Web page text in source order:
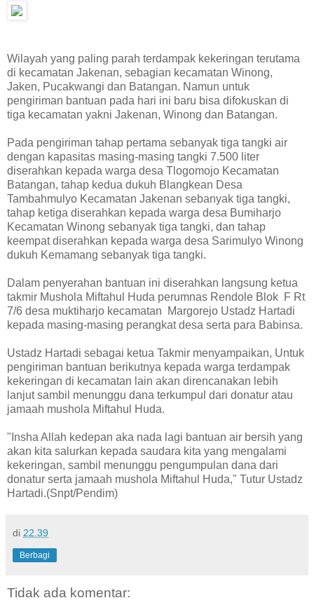
Wilayah yang paling parah terdampak kekeringan terutama
di kecamatan Jakenan, sebagian kecamatan Winong,
Jaken, Pucakwangi dan Batangan. Namun untuk
pengiriman bantuan pada hari ini baru bisa difokuskan di
tiga kecamatan yakni Jakenan, Winong dan Batangan.
Pada pengiriman tahap pertama sebanyak tiga tangki air
dengan kapasitas masing-masing tangki 7.500 liter
diserahkan kepada warga desa Tlogomojo Kecamatan
Batangan, tahap kedua dukuh Blangkean Desa
Tambahmulyo Kecamatan Jakenan sebanyak tiga tangki,
tahap ketiga diserahkan kepada warga desa Bumiharjo
Kecamatan Winong sebanyak tiga tangki, dan tahap
keempat diserahkan kepada warga desa Sarimulyo Winong
dukuh Kemamang sebanyak tiga tangki.
Dalam penyerahan bantuan ini diserahkan langsung ketua
takmir Mushola Miftahul Huda perumnas Rendole Blok F Rt
7/6 desa muktiharjo kecamatan Margorejo Ustadz Hartadi
kepada masing-masing perangkat desa serta para Babinsa.
Ustadz Hartadi sebagai ketua Takmir menyampaikan, Untuk
pengiriman bantuan berikutnya kepada warga terdampak
kekeringan di kecamatan lain akan direncanakan lebih
lanjut sambil menunggu dana terkumpul dari donatur atau
jamaah mushola Miftahul Huda.
"Insha Allah kedepan aka nada lagi bantuan air bersih yang
akan kita salurkan kepada saudara kita yang mengalami
kekeringan, sambil menunggu pengumpulan dana dari
donatur serta jamaah mushola Miftahul Huda," Tutur Ustadz
Hartadi.(Snpt/Pendim)
di 22.39
Berbagi
Tidak ada komentar: